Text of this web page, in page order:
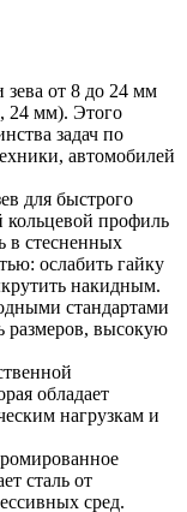
зева от 8 до 24 мм
24 мм). Этого
задач по
автомобилей
для быстрого
кольцевой профиль
в стесненных
ослабить гайку
накидным.
стандартами
размеров, высокую
обладает
нагрузкам и
сталь от
сред.